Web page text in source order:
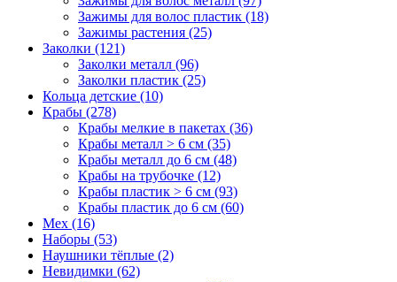
Зажимы для волос пластик (18)
Зажимы растения (25)
Заколки (121)
Заколки металл (96)
Заколки пластик (25)
Кольца детские (10)
Крабы (278)
Крабы мелкие в пакетах (36)
Крабы металл > 6 см (35)
Крабы металл до 6 см (48)
Крабы на трубочке (12)
Крабы пластик > 6 см (93)
Крабы пластик до 6 см (60)
Мех (16)
Наборы (53)
Наушники тёплые (2)
Невидимки (62)